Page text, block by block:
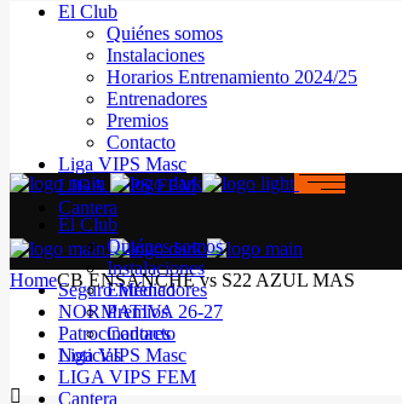
El Club
Quiénes somos
Instalaciones
Horarios Entrenamiento 2024/25
Entrenadores
Premios
Contacto
Liga VIPS Masc
LIGA VIPS FEM
Cantera
Seguro Médico
NORMATIVA 26-27
Patrocinadores
Noticias
El Club
Quiénes somos
Instalaciones
Entrenadores
Premios
Contacto
Liga VIPS Masc
LIGA VIPS FEM
Cantera
HomeCB ENSANCHE vs S22 AZUL MAS